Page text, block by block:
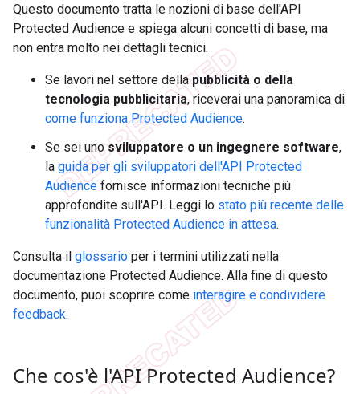
Questo documento tratta le nozioni di base dell'API
Protected Audience e spiega alcuni concetti di base, ma
non entra molto nei dettagli tecnici.
Se lavori nel settore dellapubblicità o della
tecnologia pubblicitaria, riceverai una panoramica di
come funziona Protected Audience.
Se sei unosviluppatore o un ingegnere software,
la guida per gli sviluppatori dell'API Protected
Audience fornisce informazioni tecniche più
approfondite sull'API. Leggi lo stato più recente delle
funzionalità Protected Audience in attesa.
Consulta il glossario per i termini utilizzati nella
documentazione Protected Audience. Alla fine di questo
documento, puoi scoprire come interagire e condividere
feedback.
Che cos'è l'API Protected Audience?